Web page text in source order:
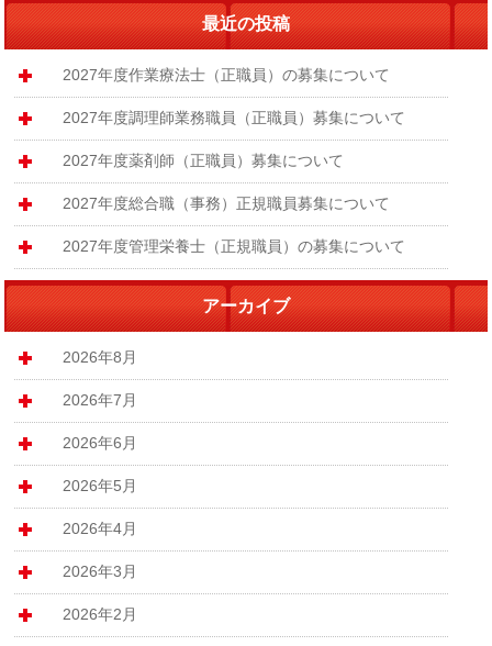
最近の投稿
2027年度作業療法士（正職員）の募集について
2027年度調理師業務職員（正職員）募集について
2027年度薬剤師（正職員）募集について
2027年度総合職（事務）正規職員募集について
2027年度管理栄養士（正規職員）の募集について
アーカイブ
2026年8月
2026年7月
2026年6月
2026年5月
2026年4月
2026年3月
2026年2月